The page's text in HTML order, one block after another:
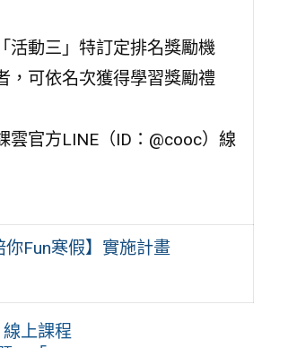
活動三」特訂定排名獎勵機
，可依名次獲得學習獎勵禮
雲官方LINE（ID：@cooc）線
Fun寒假】實施計畫
上課程